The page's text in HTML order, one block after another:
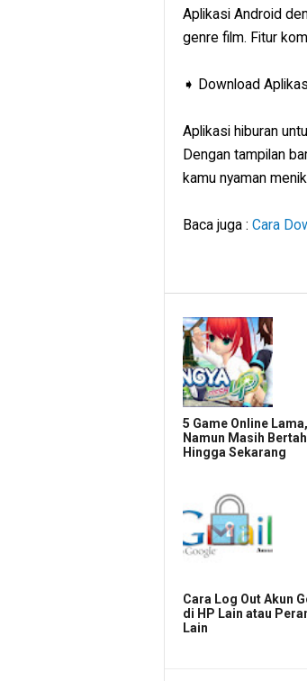
Aplikasi Android
genre film. Fitur
➧ Download
Aplikasi hiburan
Dengan tampilan
kamu nyaman
Baca juga : Cara
5 Game Online Lama,
Namun Masih
Hingga Sekarang
Cara Log Out Akun
di HP Lain atau
Lain